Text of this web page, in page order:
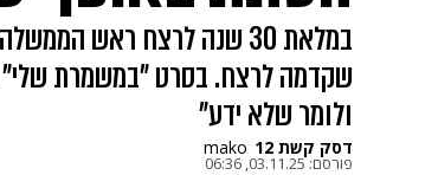
במלאת 30 שנה לרצח ראש
שקדמה לרצח. בסרט "במשמרת שלי"
ולומר שלא ידע"
דסק קשת 12 mako
פורסם:03.11.25, 06:36